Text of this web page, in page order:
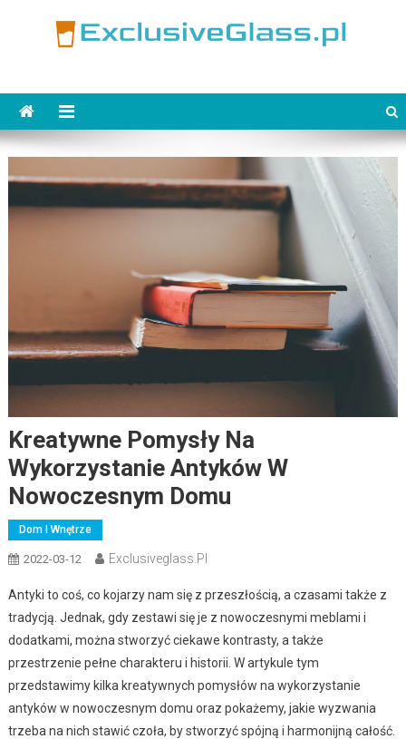
Kreatywne Pomysły Na
Wykorzystanie Antyków W
Nowoczesnym Domu
Dom I Wnętrze
2022-03-12 Exclusiveglass.pl
Antyki to coś, co kojarzy nam się z przeszłością, a czasami także z
tradycją. Jednak, gdy zestawi się je z nowoczesnymi meblami i
dodatkami, można stworzyć ciekawe kontrasty, a także
przestrzenie pełne charakteru i historii. W artykule tym
przedstawimy kilka kreatywnych pomysłów na wykorzystanie
antyków w nowoczesnym domu oraz pokażemy, jakie wyzwania
trzeba na nich stawić czoła, by stworzyć spójną i harmonijną całość.